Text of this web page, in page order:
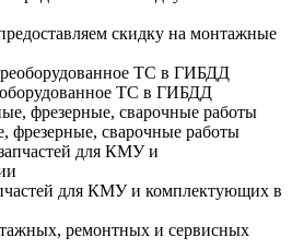
скидку на монтажные
ТС в ГИБДД
фрезерные, сварочные работы
для КМУ и комплектующих в